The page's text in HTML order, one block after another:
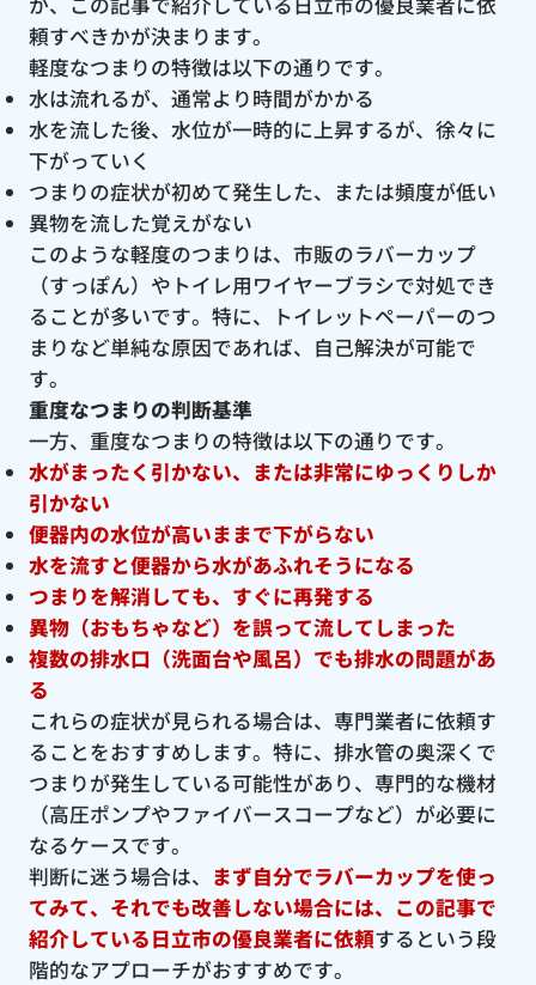
頼すべきかが決まります。
軽度なつまりの特徴は以下の通りです。
水は流れるが、通常より時間がかかる
水を流した後、水位が一時的に上昇するが、徐々に
下がっていく
つまりの症状が初めて発生した、または頻度が低い
異物を流した覚えがない
このような軽度のつまりは、市販のラバーカップ
（すっぽん）やトイレ用ワイヤーブラシで対処でき
ることが多いです。特に、トイレットペーパーのつ
まりなど単純な原因であれば、自己解決が可能で
す。
重度なつまりの判断基準
一方、重度なつまりの特徴は以下の通りです。
水がまったく引かない、または非常にゆっくりしか
引かない
便器内の水位が高いままで下がらない
水を流すと便器から水があふれそうになる
つまりを解消しても、すぐに再発する
異物（おもちゃなど）を誤って流してしまった
複数の排水口（洗面台や風呂）でも排水の問題があ
る
これらの症状が見られる場合は、専門業者に依頼す
ることをおすすめします。特に、排水管の奥深くで
つまりが発生している可能性があり、専門的な機材
（高圧ポンプやファイバースコープなど）が必要に
なるケースです。
判断に迷う場合は、 まず自分でラバーカップを使っ
てみて、それでも改善しない場合には、この記事で
紹介している日立市の優良業者に依頼するという段
階的なアプローチがおすすめです。